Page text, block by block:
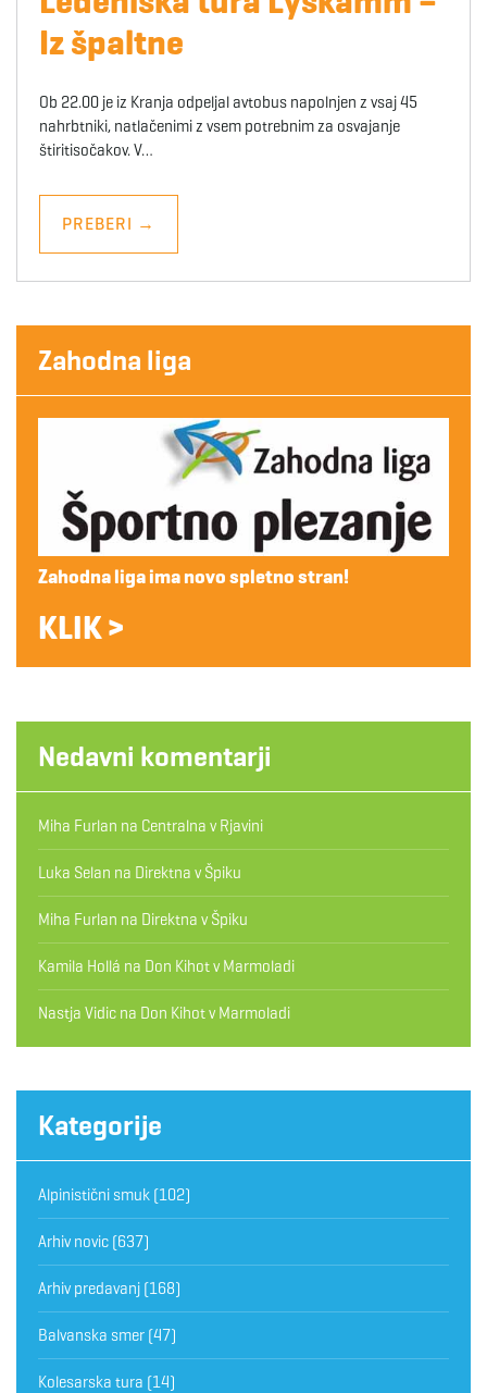
Iz špaltne
Ob 22.00 je iz Kranja odpeljal avtobus napolnjen z vsaj 45
nahrbtniki, natlačenimi z vsem potrebnim za osvajanje
štiritisočakov. V…
PREBERI →
Zahodna liga
Zahodna liga ima novo spletno stran!
KLIK >
Nedavni komentarji
Miha Furlan na Centralna v Rjavini
Luka Selan na Direktna v Špiku
Miha Furlan na Direktna v Špiku
Kamila Hollá na Don Kihot v Marmoladi
Nastja Vidic na Don Kihot v Marmoladi
Kategorije
Alpinistični smuk (102)
Arhiv novic (637)
Arhiv predavanj (168)
Balvanska smer (47)
Kolesarska tura (14)